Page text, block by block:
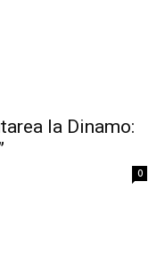
la Dinamo:
0